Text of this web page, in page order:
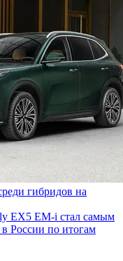
гибридов на
EX5 EM-i стал самым
России по итогам